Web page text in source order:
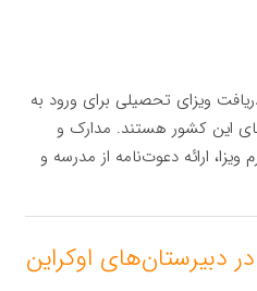
ویزای تحصیلی برای ورود به
این کشور هستند. مدارک و
ارائه دعوت‌نامه از مدرسه و